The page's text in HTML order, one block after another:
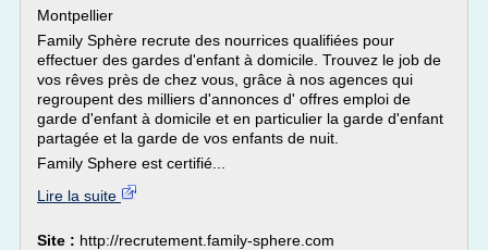
Montpellier
Family Sphère recrute des nourrices qualifiées pour
effectuer des gardes d'enfant à domicile. Trouvez le job de
vos rêves près de chez vous, grâce à nos agences qui
regroupent des milliers d'annonces d' offres emploi de
garde d'enfant à domicile et en particulier la garde d'enfant
partagée et la garde de vos enfants de nuit.
Family Sphere est certifié...
Lire la suite
Site : http://recrutement.family-sphere.com